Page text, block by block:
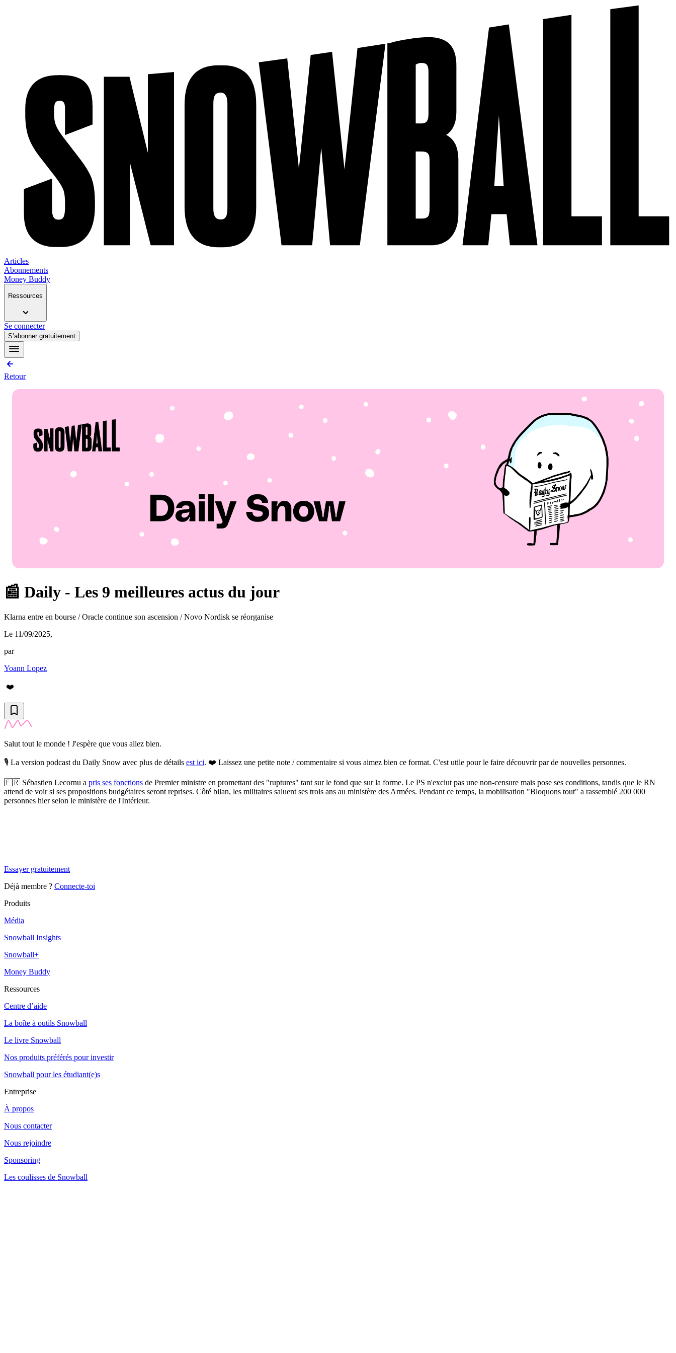
Articles
Abonnements
Money Buddy
Ressources
Se connecter
S’abonner gratuitement
Retour
📰 Daily - Les 9 meilleures actus du jour
Klarna entre en bourse / Oracle continue son ascension / Novo Nordisk se réorganise
Le 11/09/2025,
par
Yoann Lopez
❤️
Salut tout le monde ! J'espère que vous allez bien.
🎙️ La version podcast du Daily Snow avec plus de détails est ici. ❤️ Laissez une petite note / commentaire si vous aimez bien ce format. C'est utile pour le faire découvrir par de nouvelles personnes.
🇫🇷 Sébastien Lecornu a pris ses fonctions de Premier ministre en promettant des "ruptures" tant sur le fond que sur la forme. Le PS n'exclut pas une non-censure mais pose ses conditions, tandis que le RN
attend de voir si ses propositions budgétaires seront reprises. Côté bilan, les militaires saluent ses trois ans au ministère des Armées. Pendant ce temps, la mobilisation "Bloquons tout" a rassemblé 200 000
personnes hier selon le ministère de l'Intérieur.
Essayer gratuitement
Déjà membre ? Connecte-toi
Produits
Média
Snowball Insights
Snowball+
Money Buddy
Ressources
Centre d’aide
La boîte à outils Snowball
Le livre Snowball
Nos produits préférés pour investir
Snowball pour les étudiant(e)s
Entreprise
À propos
Nous contacter
Nous rejoindre
Sponsoring
Les coulisses de Snowball